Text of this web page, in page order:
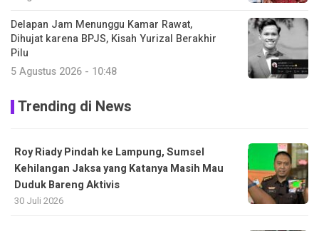
Delapan Jam Menunggu Kamar Rawat,
Dihujat karena BPJS, Kisah Yurizal Berakhir
Pilu
5 Agustus 2026 - 10:48
Trending di News
Roy Riady Pindah ke Lampung, Sumsel
Kehilangan Jaksa yang Katanya Masih Mau
Duduk Bareng Aktivis
30 Juli 2026